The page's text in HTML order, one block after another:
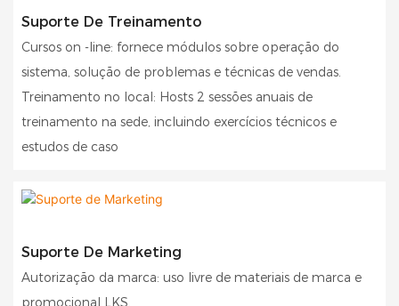
Suporte De Treinamento
Cursos on -line: fornece módulos sobre operação do
sistema, solução de problemas e técnicas de vendas.
Treinamento no local: Hosts 2 sessões anuais de
treinamento na sede, incluindo exercícios técnicos e
estudos de caso
Suporte De Marketing
Autorização da marca: uso livre de materiais de marca e
promocional LKS.